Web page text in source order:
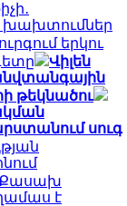
խախտումներ
երկու
Վիլեն
թեկնածու
սուգ
է